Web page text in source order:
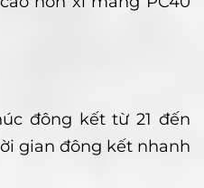
đông kết từ 21 đến
gian đông kết nhanh